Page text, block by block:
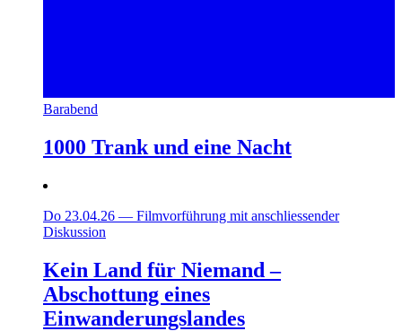
Barabend
1000 Trank und eine Nacht
Do 23.04.26 — Filmvorführung mit anschliessender
Diskussion
Kein Land für Niemand –
Abschottung eines
Einwanderungslandes